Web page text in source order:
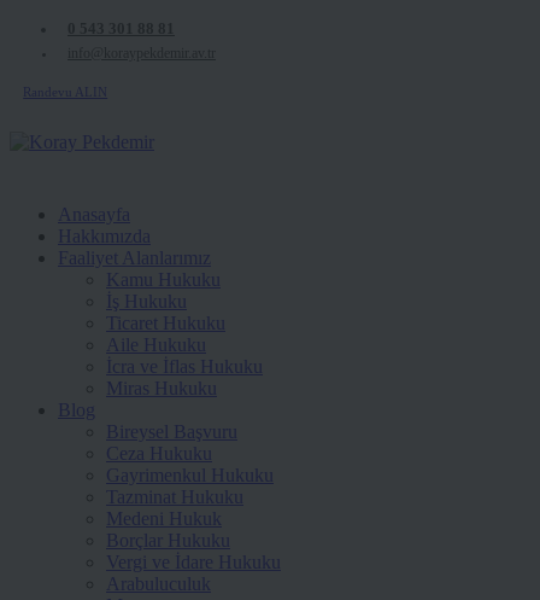
Randevu ALIN
Anasayfa
Hakkımızda
Faaliyet Alanlarımız
Kamu Hukuku
İş Hukuku
Ticaret Hukuku
Aile Hukuku
İcra ve İflas Hukuku
Miras Hukuku
Blog
Bireysel Başvuru
Ceza Hukuku
Gayrimenkul Hukuku
Tazminat Hukuku
Medeni Hukuk
Borçlar Hukuku
Vergi ve İdare Hukuku
Arabuluculuk